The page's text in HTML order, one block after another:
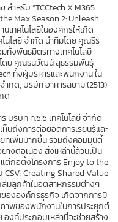
ำหรับ “TCCtech X M365
Max Season 2: Unleash
ทคโนโลยีในองค์กรให้เกิด
นโลยี จำกัด นำทีมโดย คุณธีร
งพันธมิตรทางเทคโนโลยี
โดย คุณธนวัฒน์ สุธรรมพันธุ์
ทั้งผู้บริหารและพนักงาน ใน
กัด, บริษัท อาหารสยาม (2513)
ด
ริษัท ที.ซี.ซี เทคโนโลยี จำกัด
ห็นถึงการต่อยอดการเรียนรู้และ
ที่เพิ่มมากขึ้น รวมถึงคอมมูนิตี้
งต่อเนื่อง สิ่งเหล่านี้ล้วนเป็น
ต่ก่อตั้งโครงการ Enjoy to the
Creating Shared Value
มลูกค้าในอุตสาหกรรมต่างๆ
ององค์กรธุรกิจ เกิดจากการมี
าพของพนักงานในการประยุกต์
งค์ประกอบเหล่านี้จะช่วยสร้าง